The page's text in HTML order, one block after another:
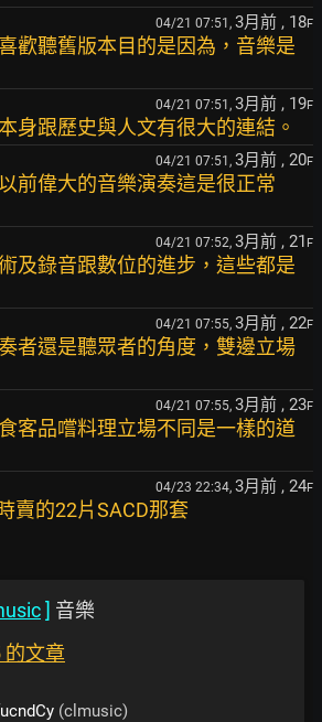
04/21 07:51, 3月前 , 18F
歡聽舊版本目的是因為，音樂是
04/21 07:51, 3月前 , 19F
身跟歷史與人文有很大的連結。
04/21 07:51, 3月前 , 20F
前偉大的音樂演奏這是很正常
04/21 07:52, 3月前 , 21 F
及錄音跟數位的進步，這些都是
04/21 07:55, 3月前 , 22F
者還是聽眾者的角度，雙邊立場
04/21 07:55, 3月前 , 23F
客品嚐料理立場不同是一樣的道
04/23 22:34, 3月前 , 24F
賣的22片SACD那套
] 音樂
的文章
(clmusic)